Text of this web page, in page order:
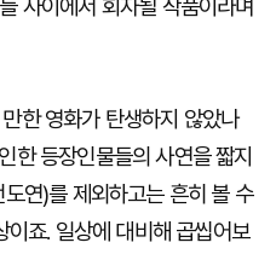
사이에서 회자될 작품이라며
한 영화가 탄생하지 않았나
한 등장인물들의 사연을 짧지
연)를 제외하고는 흔히 볼 수
죠. 일상에 대비해 곱씹어보